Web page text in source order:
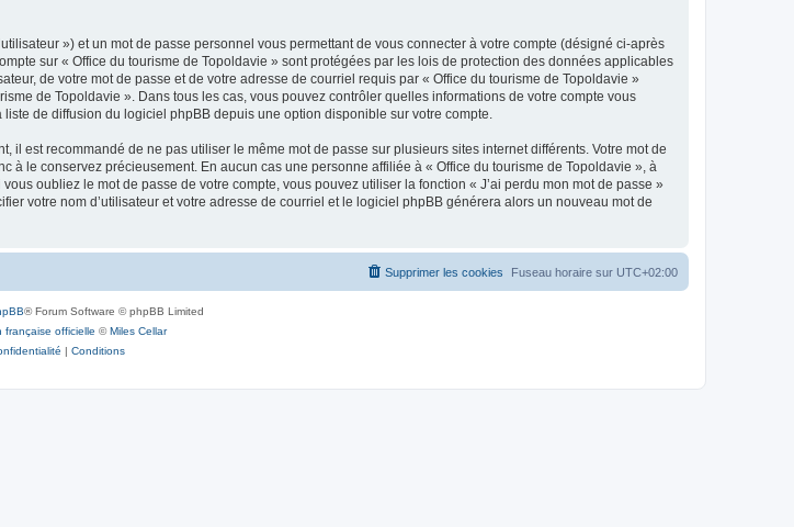
») et un mot de passe personnel vous permettant de vous connecter à votre compte (désigné ci-après
sur « Office du tourisme de Topoldavie » sont protégées par les lois de protection des données applicables
de votre mot de passe et de votre adresse de courriel requis par « Office du tourisme de Topoldavie »
de Topoldavie ». Dans tous les cas, vous pouvez contrôler quelles informations de votre compte vous
de diffusion du logiciel phpBB depuis une option disponible sur votre compte.
il est recommandé de ne pas utiliser le même mot de passe sur plusieurs sites internet différents. Votre mot de
à le conservez précieusement. En aucun cas une personne affiliée à « Office du tourisme de Topoldavie », à
oubliez le mot de passe de votre compte, vous pouvez utiliser la fonction « J’ai perdu mon mot de passe »
votre nom d’utilisateur et votre adresse de courriel et le logiciel phpBB générera alors un nouveau mot de
Fuseau horaire sur UTC+02:00
Supprimer les cookies
® Forum Software © phpBB Limited
française officielle ©Miles Cellar
| Conditions